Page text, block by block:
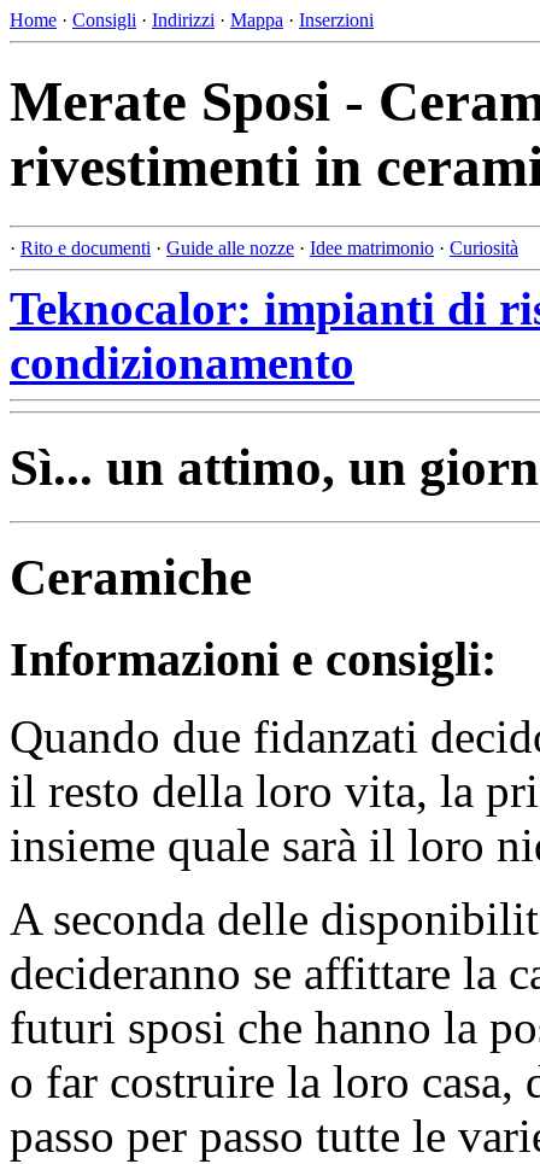
Home · Consigli · Indirizzi · Mappa · Inserzioni
Merate Sposi -
rivestimenti in
· Rito e documenti · Guide alle nozze · Idee matrimonio · Curiosità
Teknocalor: impianti di
condizionamento
Sì... un attimo, un
Ceramiche
Informazioni e consigli:
Quando due fidanzati
il resto della loro vita, la
insieme quale sarà il loro
A seconda delle
decideranno se affittare la
futuri sposi che hanno la
o far costruire la loro casa,
passo per passo tutte le